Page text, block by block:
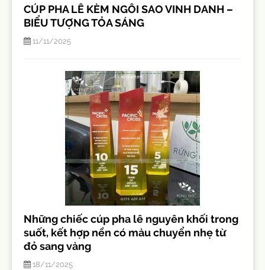
CÚP PHA LÊ KÈM NGÔI SAO VINH DANH –
BIỂU TƯỢNG TỎA SÁNG
11/11/2025
Những chiếc cúp pha lê nguyên khối trong
suốt, kết hợp nền có màu chuyển nhẹ từ
đỏ sang vàng
18/11/2025